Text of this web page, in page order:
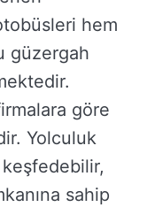
hem
güzergah
göre
Yolculuk
keşfedebilir,
sahip